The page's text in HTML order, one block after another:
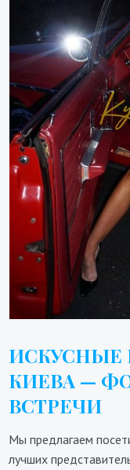
ИСКУСНЫЕ
КИЕВА —
ВСТРЕЧИ
Мы предлагаем
лучших